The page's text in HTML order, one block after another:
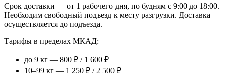
Срок доставки — от 1 рабочего дня, по будням с 9:00 до 18:00.
Необходим свободный подъезд к месту разгрузки. Доставка
осуществляется до подъезда.
Тарифы в пределах МКАД:
до 9 кг — 800 ₽ / 1 600 ₽
10–99 кг — 1 250 ₽ / 2 500 ₽